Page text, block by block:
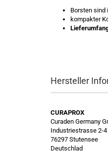
Borsten sind
kompakter
Hersteller
CURAPROX
Curaden Germany
Industriestrasse 2-4
76297 Stutensee
Deutschlad